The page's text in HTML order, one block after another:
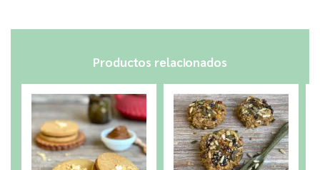
Productos relacionados